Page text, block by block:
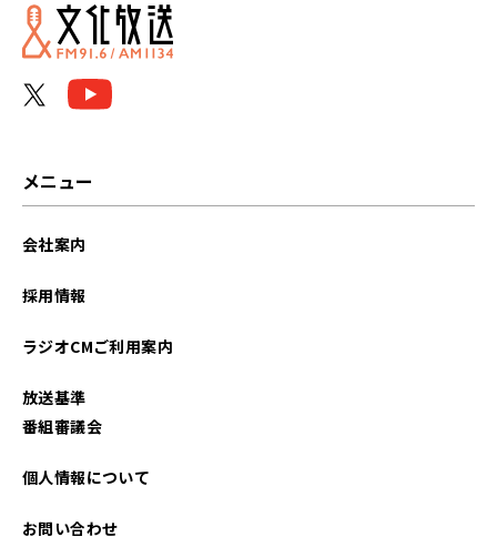
メニュー
会社案内
採用情報
ラジオCMご利用案内
放送基準
番組審議会
個人情報について
お問い合わせ